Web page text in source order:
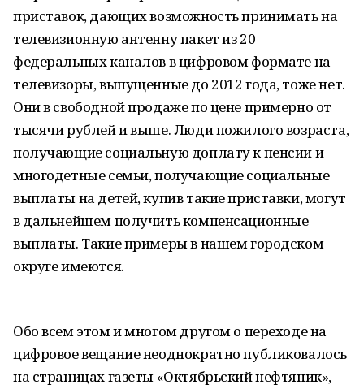
приставок, дающих возможность принимать на
телевизионную антенну пакет из 20
федеральных каналов в цифровом формате на
телевизоры, выпущенные до 2012 года, тоже нет.
Они в свободной продаже по цене примерно от
тысячи рублей и выше. Люди пожилого возраста,
получающие социальную доплату к пенсии и
многодетные семьи, получающие социальные
выплаты на детей, купив такие приставки, могут
в дальнейшем получить компенсационные
выплаты. Такие примеры в нашем городском
округе имеются.
Обо всем этом и многом другом о переходе на
цифровое вещание неоднократно публиковалось
на страницах газеты «Октябрьский нефтяник»,